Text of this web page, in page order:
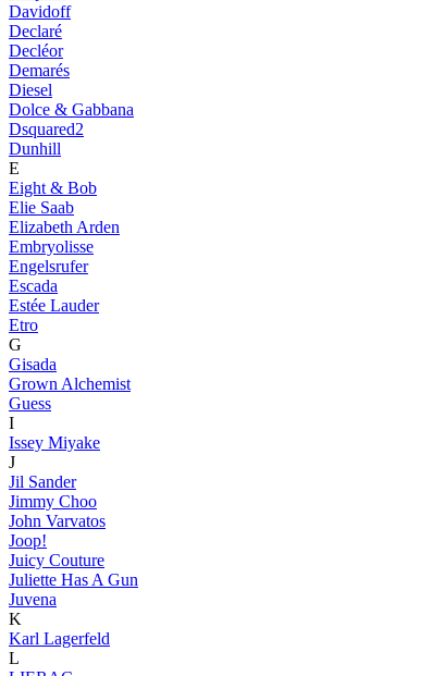
Davidoff
Declaré
Decléor
Demarés
Diesel
Dolce & Gabbana
Dsquared2
Dunhill
E
Eight & Bob
Elie Saab
Elizabeth Arden
Embryolisse
Engelsrufer
Escada
Estée Lauder
Etro
G
Gisada
Grown Alchemist
Guess
I
Issey Miyake
J
Jil Sander
Jimmy Choo
John Varvatos
Joop!
Juicy Couture
Juliette Has A Gun
Juvena
K
Karl Lagerfeld
L